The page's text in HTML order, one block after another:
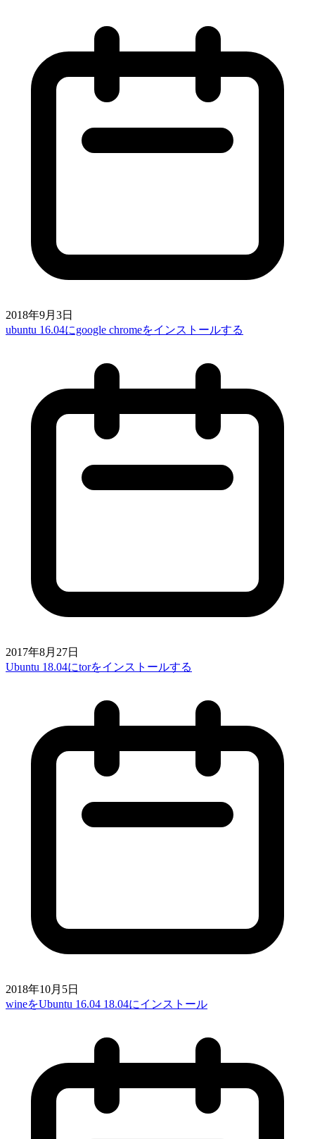
2018年9月3日
ubuntu 16.04にgoogle chromeをインストールする
2017年8月27日
Ubuntu 18.04にtorをインストールする
2018年10月5日
wineをUbuntu 16.04 18.04にインストール